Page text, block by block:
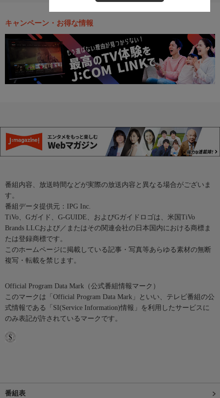
キャンペーン・お得な情報
番組内容、放送時間などが実際の放送内容と異なる場合がございま
す。
番組データ提供元：IPG Inc.
TiVo、Gガイド、G-GUIDE、およびGガイドロゴは、米国TiVo
Brands LLCおよび／またはその関連会社の日本国内における商標ま
たは登録商標です。
このホームページに掲載している記事・写真等あらゆる素材の無断
複写・転載を禁じます。
Official Program Data Mark（公式番組情報マーク）
このマークは「Official Program Data Mark」といい、テレビ番組の公
式情報である「SI(Service Information)情報」を利用したサービスに
のみ表記が許されているマークです。
番組表